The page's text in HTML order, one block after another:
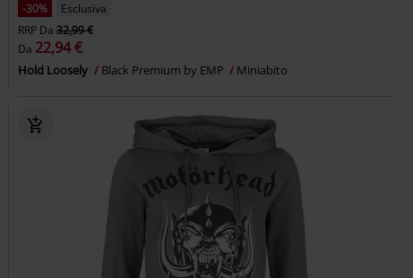
-30%
Esclusiva
RRP Da 32,99 €
Da 22,94 €
Hold Loosely Black Premium by EMP Miniabito